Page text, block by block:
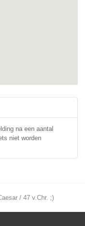
na een aantal
niet worden
/ 47 v.Chr. ;)